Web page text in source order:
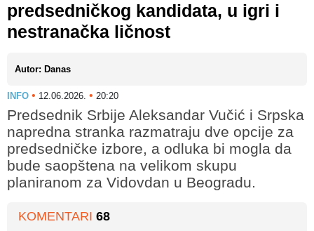
predsedničkog kandidata, u igri i
nestranačka ličnost
Autor: Danas
INFO • 12.06.2026. • 20:20
Predsednik Srbije Aleksandar Vučić i Srpska
napredna stranka razmatraju dve opcije za
predsedničke izbore, a odluka bi mogla da
bude saopštena na velikom skupu
planiranom za Vidovdan u Beogradu.
KOMENTARI 68